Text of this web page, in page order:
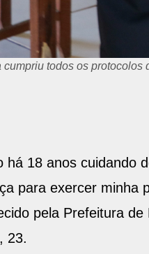
todos os
há 18 anos cuidando
para exercer minha
pela Prefeitura
23.